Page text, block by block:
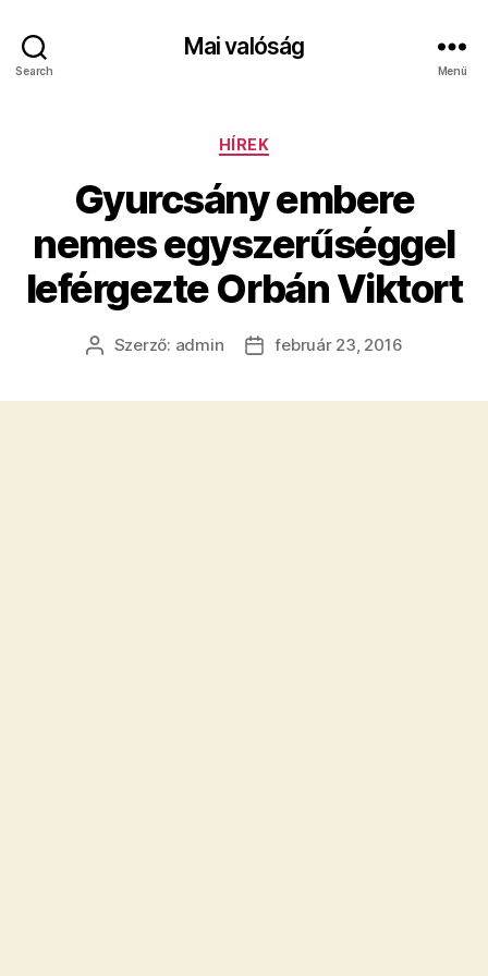
Search
Mai valóság
Menü
Kategóriák
HÍREK
Gyurcsány embere
nemes egyszerűséggel
leférgezte Orbán Viktort
Bejegyzés
Szerző: admin
Bejegyzés
február 23, 2016